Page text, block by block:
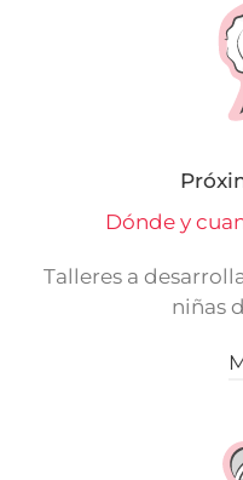
Dónde y
Talleres a
niñas